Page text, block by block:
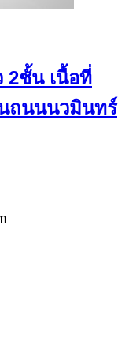
2ชั้น เนื้อที่
ถนนนวมินทร์